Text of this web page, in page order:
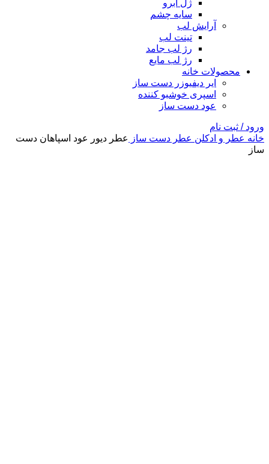
ژل ابرو
سایه چشم
آرایش لب
تینت لب
رژ لب جامد
رژ لب مایع
محصولات خانه
ایر دیفیوزر دست ساز
اسپری خوشبو کننده
عود دست ساز
ورود / ثبت نام
خانه عطر و ادکلن عطر دست ساز عطر دیور عود اسپاهان دست
ساز